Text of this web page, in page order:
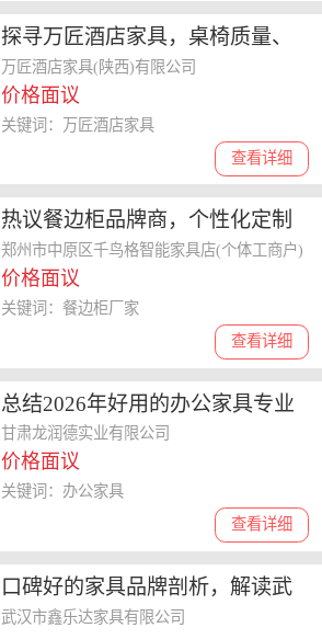
探寻万匠酒店家具，桌椅质量、
色彩搭配及保养方法如何选
万匠酒店家具(陕西)有限公司
价格面议
查看详细
关键词：万匠酒店家具
热议餐边柜品牌商，个性化定制
餐边柜怎么收费
郑州市中原区千鸟格智能家具店(个体工商户)
价格面议
查看详细
关键词：餐边柜厂家
总结2026年好用的办公家具专业
厂家，时尚办公洽谈桌选哪家
甘肃龙润德实业有限公司
价格面议
查看详细
关键词：办公家具
口碑好的家具品牌剖析，解读武
汉鑫乐达家具产品耐用性靠谱吗
武汉市鑫乐达家具有限公司